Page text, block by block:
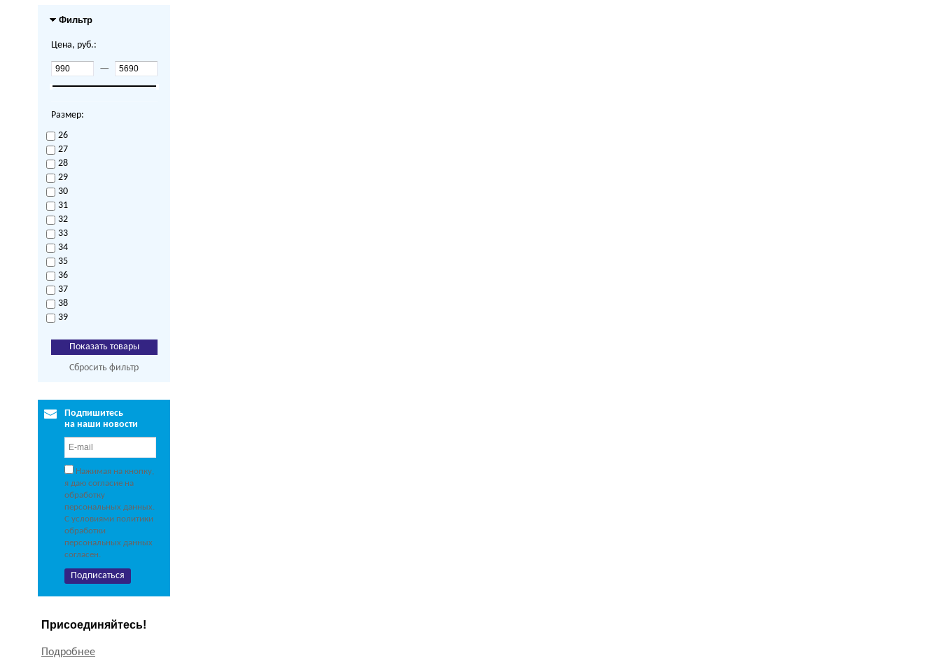
Фильтр
Цена, руб.:
—
Размер:
26
27
28
29
30
31
32
33
34
35
36
37
38
39
Сбросить фильтр
Подпишитесь
на наши новости
Нажимая на кнопку,
я даю согласие на
обработку
персональных данных.
С условиями политики
обработки
персональных данных
согласен.
Присоединяйтесь!
Подробнее